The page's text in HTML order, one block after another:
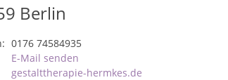
Berlin
0176 74584935
E-Mail senden
gestalttherapie-hermkes.de